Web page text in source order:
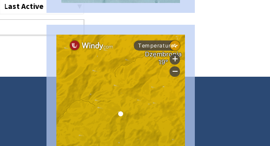
#PipIvanToday
#PipIvanWeather
...
pimrec_project